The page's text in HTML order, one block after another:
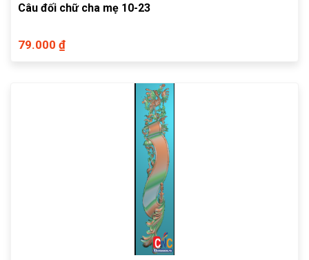
Câu đối chữ cha mẹ 10-23
79.000 ₫